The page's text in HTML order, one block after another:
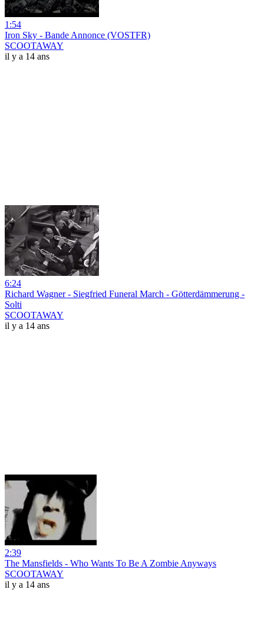
1:54
Iron Sky - Bande Annonce (VOSTFR)
SCOOTAWAY
il y a 14 ans
6:24
Richard Wagner - Siegfried Funeral March - Götterdämmerung -
Solti
SCOOTAWAY
il y a 14 ans
2:39
The Mansfields - Who Wants To Be A Zombie Anyways
SCOOTAWAY
il y a 14 ans